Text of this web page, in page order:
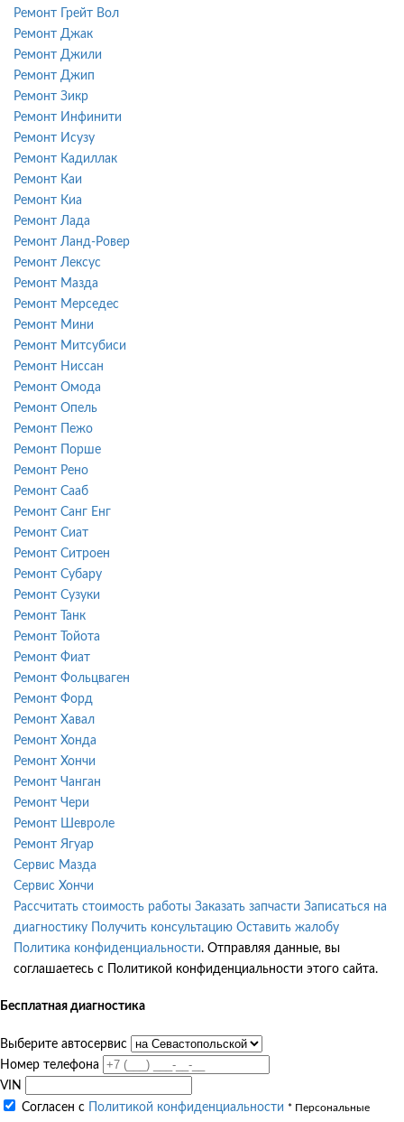
Ремонт Грейт Вол
Ремонт Джак
Ремонт Джили
Ремонт Джип
Ремонт Зикр
Ремонт Инфинити
Ремонт Исузу
Ремонт Кадиллак
Ремонт Каи
Ремонт Киа
Ремонт Лада
Ремонт Ланд-Ровер
Ремонт Лексус
Ремонт Мазда
Ремонт Мерседес
Ремонт Мини
Ремонт Митсубиси
Ремонт Ниссан
Ремонт Омода
Ремонт Опель
Ремонт Пежо
Ремонт Порше
Ремонт Рено
Ремонт Сааб
Ремонт Санг Енг
Ремонт Сиат
Ремонт Ситроен
Ремонт Субару
Ремонт Сузуки
Ремонт Танк
Ремонт Тойота
Ремонт Фиат
Ремонт Фольцваген
Ремонт Форд
Ремонт Хавал
Ремонт Хонда
Ремонт Хончи
Ремонт Чанган
Ремонт Чери
Ремонт Шевроле
Ремонт Ягуар
Сервис Мазда
Сервис Хончи
Рассчитать стоимость работы Заказать запчасти Записаться на
диагностику
Получить консультацию Оставить жалобу
Политика конфиденциальности. Отправляя данные, вы
соглашаетесь с Политикой конфиденциальности этого сайта.
Бесплатная диагностика
Выберите автосервис
Номер телефона
VIN
Согласен с
Политикой конфиденциальности * Персональные